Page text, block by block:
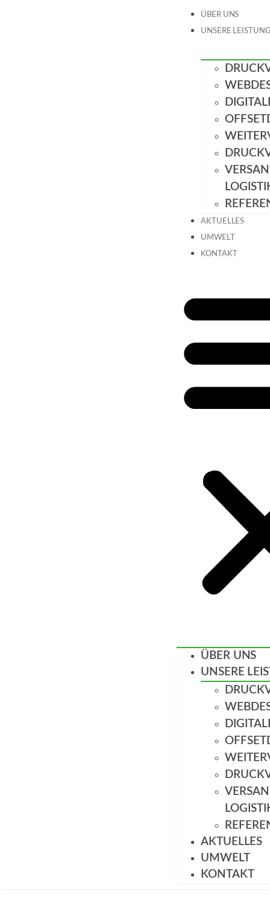
ÜBER UNS
UNSERE
AKTUELLES
UMWELT
KONTAKT
ÜBER UNS
UNSERE
AKTUELLES
UMWELT
KONTAKT